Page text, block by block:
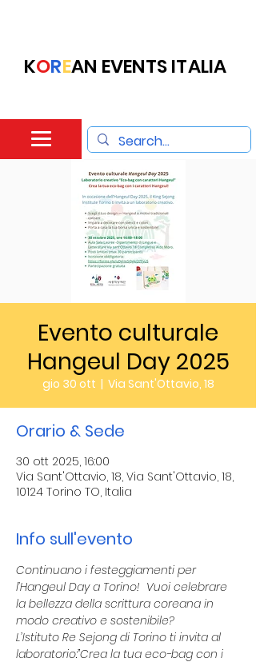
KOREAN EVENTS ITALIA
Evento culturale
Hangeul Day 2025
gio 30 ott
  |
Via Sant'Ottavio, 18
Orario & Sede
30 ott 2025, 16:00
Via Sant'Ottavio, 18, Via Sant'Ottavio, 18,
10124 Torino TO, Italia
Info sull'evento
Continuano i festeggiamenti per
l’Hangeul Day a Torino!  Vuoi celebrare
la bellezza della scrittura coreana in
modo creativo e sostenibile?
L’Istituto Re Sejong di Torino ti invita al
laboratorio:”Crea la tua eco-bag con i